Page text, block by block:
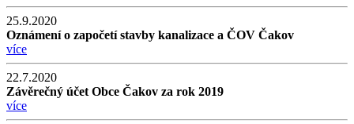
25.9.2020
Oznámení o započetí stavby kanalizace a ČOV Čakov
více
22.7.2020
Závěrečný účet Obce Čakov za rok 2019
více